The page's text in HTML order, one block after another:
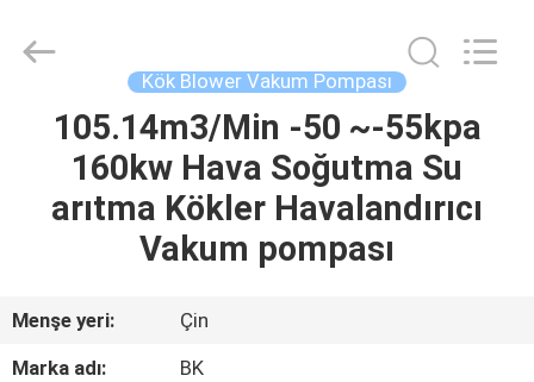
ÜRÜN:%
VİDEOLAR
(Jiangsu)
Kök Blower Vakum Pompası
105.14m3/Min -50 ~-55kpa
160kw Hava Soğutma Su
arıtma Kökler Havalandırıcı
Vakum pompası
Menşe yeri:
Çin
Marka adı:
BK